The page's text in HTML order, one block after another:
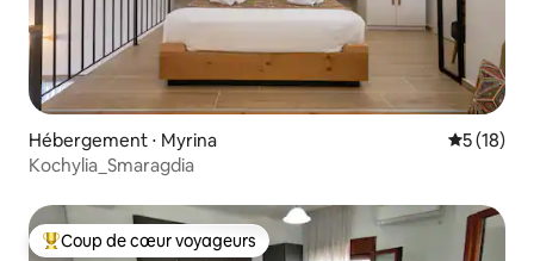
Hébergement ⋅ Myrina
5 (18)
Kochylia_Smaragdia
Coups de cœur voyageurs les plus appréciés
Coup de cœur voyageurs